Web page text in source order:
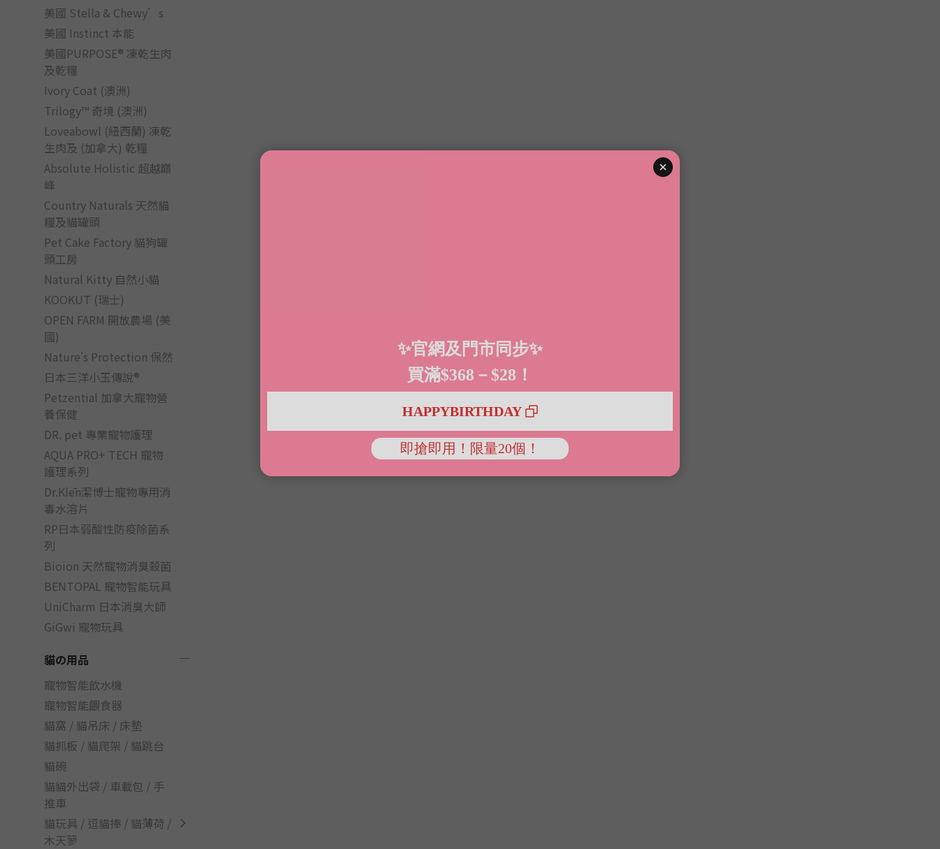
美國 Stella & Chewy’s
美國 Instinct 本能
美國PURPOSE® 凍乾生肉
及乾糧
Ivory Coat (澳洲)
Trilogy™ 奇境 (澳洲)
Loveabowl (紐西蘭) 凍乾
生肉及 (加拿大) 乾糧
Absolute Holistic 超越巔
峰
Country Naturals 天然貓
糧及貓罐頭
Pet Cake Factory 貓狗罐
頭工房
Natural Kitty 自然小貓
KOOKUT (瑞士)
OPEN FARM 開放農場 (美
國)
Nature's Protection 保然
日本三洋小玉傳說®
Petzential 加拿大寵物營
養保健
DR. pet 專業寵物護理
AQUA PRO+ TECH 寵物
護理系列
Dr.Klēn潔博士寵物專用消
毒水溶片
RP日本弱酸性防疫除菌系
列
Bioion 天然寵物消臭殺菌
BENTOPAL 寵物智能玩具
UniCharm 日本消臭大師
GiGwi 寵物玩具
貓の用品
寵物智能飲水機
寵物智能餵食器
貓窩 / 貓吊床 / 床墊
貓抓板 / 貓爬架 / 貓跳台
貓碗
貓貓外出袋 / 車載包 / 手
推車
貓玩具 / 逗貓捧 / 貓薄荷 /
木天蓼